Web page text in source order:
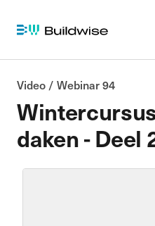
daken - Deel
Video / Webinar 94